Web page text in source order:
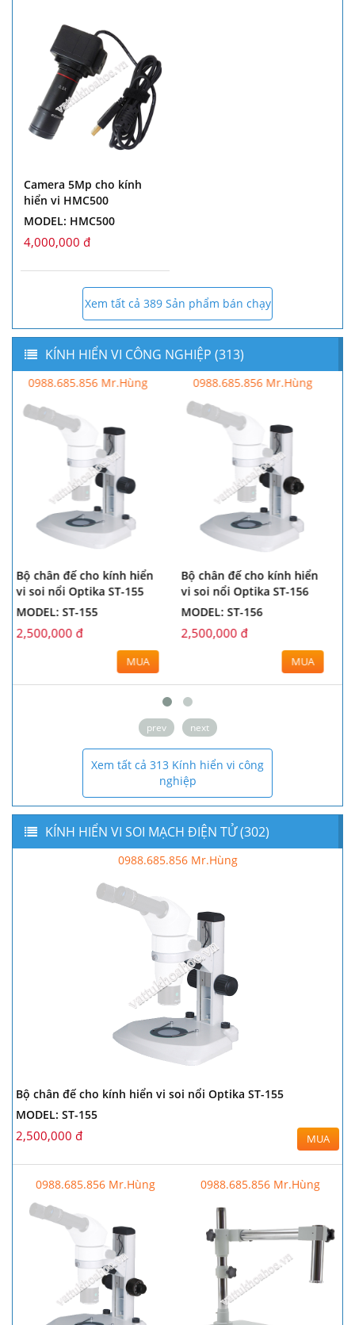
Camera 5Mp cho kính
hiển vi HMC500
MODEL: HMC500
4,000,000 đ
Xem tất cả 389 Sản phẩm bán chạy
KÍNH HIỂN VI CÔNG NGHIỆP (313)
0988.685.856 Mr.Hùng
Bộ chân đế cho kính hiển
vi soi nổi Optika ST-156
MODEL: ST-156
2,500,000 đ
MUA
0988.685.856 Mr.Hùng
Bộ chân đế cho kính hiển
vi soi nổi Optika SZ-STL1
MODEL: SZ-STL1
3,500,000 đ
MUA
prev next
Xem tất cả 313 Kính hiển vi công
nghiệp
KÍNH HIỂN VI SOI MẠCH ĐIỆN TỬ (302)
0988.685.856 Mr.Hùng
Bộ chân đế cho kính hiển vi soi nổi Optika ST-155
MODEL: ST-155
2,500,000 đ MUA
0988.685.856 Mr.Hùng 0988.685.856 Mr.Hùng